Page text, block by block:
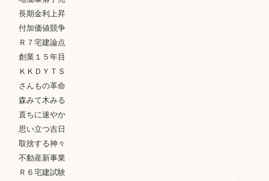
長期金利上昇
付加価値競争
Ｒ７宅建論点
創業１５年目
ＫＫＤＹＴＳ
さんもの革命
森みて木みる
直ちに速やか
思い立つ吉日
取捨する神々
不動産新事業
Ｒ６宅建試験